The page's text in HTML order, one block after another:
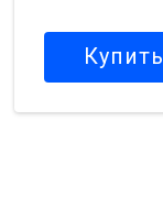
Купить